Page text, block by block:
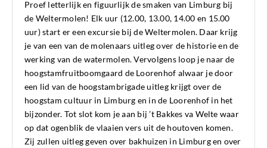
Proef letterlijk en figuurlijk de smaken van Limburg bij
de Weltermolen! Elk uur (12.00, 13.00, 14.00 en 15.00
uur) start er een excursie bij de Weltermolen. Daar krijg
je van een van de molenaars uitleg over de historie en de
werking van de watermolen. Vervolgens loop je naar de
hoogstamfruitboomgaard de Loorenhof alwaar je door
een lid van de hoogstambrigade uitleg krijgt over de
hoogstam cultuur in Limburg en in de Loorenhof in het
bijzonder. Tot slot kom je aan bij ’t Bakkes va Welte waar
op dat ogenblik de vlaaien vers uit de houtoven komen.
Zij zullen uitleg geven over bakhuizen in Limburg en over